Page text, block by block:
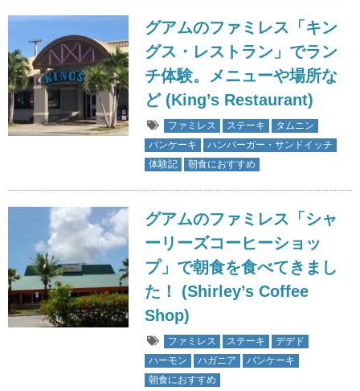
グアムのファミレス「キン
グス・レストラン」でラン
チ体験。メニューや場所な
ど (King’s Restaurant)
ファミレス ステーキ
タムニン
パンケーキ
ハンバーガー・サンドイッチ
体験記
朝食におすすめ
グアムのファミレス「シャ
ーリーズコーヒーショッ
プ」で朝食を食べてきまし
た！ (Shirley’s Coffee
Shop)
ファミレス ステーキ
デデド
ハーモン
ハガニア
パンケーキ
朝食におすすめ